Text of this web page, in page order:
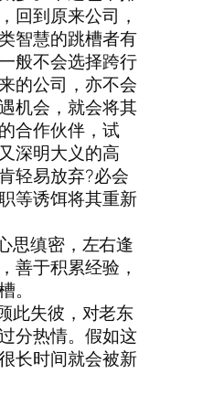
回到原来公司，
智慧的跳槽者有
般不会选择跨行
的公司，亦不会
机会，就会将其
合作伙伴，试
深明大义的高
轻易放弃?必会
等诱饵将其重新
思缜密，左右逢
善于积累经验，
。
此失彼，对老东
分热情。假如这
长时间就会被新